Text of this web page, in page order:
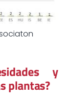
y
plantas?